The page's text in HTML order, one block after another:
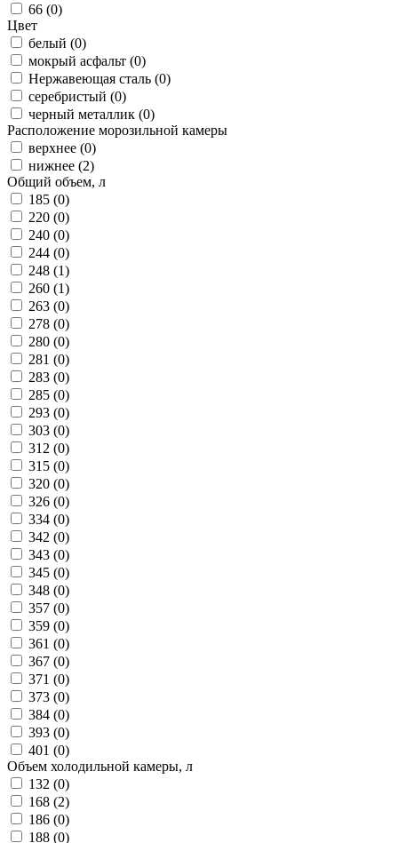
66 (0)
Цвет
белый (0)
мокрый асфальт (0)
Нержавеющая сталь (0)
серебристый (0)
черный металлик (0)
Расположение морозильной камеры
верхнее (0)
нижнее (2)
Общий объем, л
185 (0)
220 (0)
240 (0)
244 (0)
248 (1)
260 (1)
263 (0)
278 (0)
280 (0)
281 (0)
283 (0)
285 (0)
293 (0)
303 (0)
312 (0)
315 (0)
320 (0)
326 (0)
334 (0)
342 (0)
343 (0)
345 (0)
348 (0)
357 (0)
359 (0)
361 (0)
367 (0)
371 (0)
373 (0)
384 (0)
393 (0)
401 (0)
Объем холодильной камеры, л
132 (0)
168 (2)
186 (0)
188 (0)